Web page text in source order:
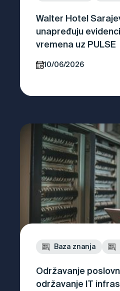
Walter Hotel
unapređuju
vremena uz PULSE
10/06/2026
Baza znanja
Održavanje
održavanje IT